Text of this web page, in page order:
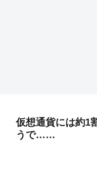
仮想通貨には約1
うで……